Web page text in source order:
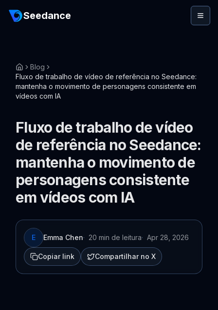
Seedance
Blog
Fluxo de trabalho de vídeo de referência no Seedance:
mantenha o movimento de personagens consistente em
vídeos com IA
Fluxo de trabalho de vídeo
de referência no Seedance:
mantenha o movimento de
personagens consistente
em vídeos com IA
E Emma Chen· 20 min de leitura· Apr 28, 2026
Copiar link Compartilhar no X